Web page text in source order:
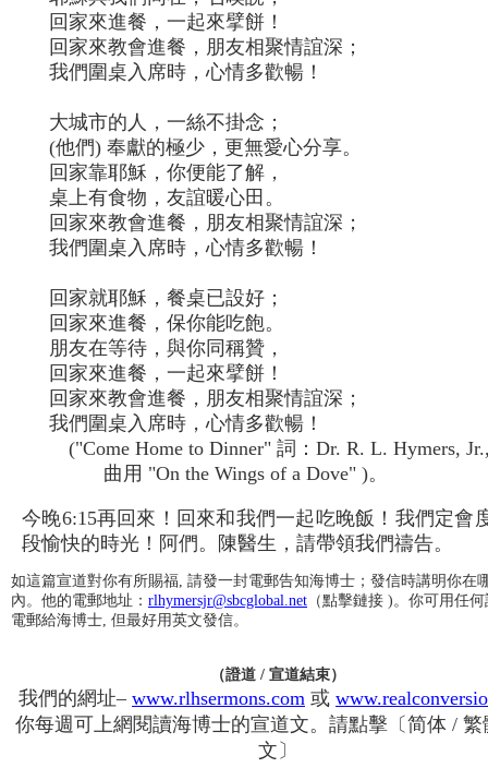
回家來進餐，一起來擘餅！
回家來教會進餐，朋友相聚情誼深；
我們圍桌入席時，心情多歡暢！
大城市的人，一絲不掛念；
(他們) 奉獻的極少，更無愛心分享。
回家靠耶穌，你便能了解，
桌上有食物，友誼暖心田。
回家來教會進餐，朋友相聚情誼深；
我們圍桌入席時，心情多歡暢！
回家就耶穌，餐桌已設好；
回家來進餐，保你能吃飽。
朋友在等待，與你同稱贊，
回家來進餐，一起來擘餅！
回家來教會進餐，朋友相聚情誼深；
我們圍桌入席時，心情多歡暢！
("Come Home to Dinner" 詞：Dr. R. L. Hymers,
曲用 "On the Wings of a Dove" )。
今晚6:15再回來！回來和我們一起吃晚飯！我們定會
段愉快的時光！阿們。陳醫生，請帶領我們禱告。
如這篇宣道對你有所賜福, 請發一封電郵告知海博士；發信時講明你在
內。他的電郵地址： rlhymersjr@sbcglobal.net （點擊鏈接 )。你可用任
電郵給海博士, 但最好用英文發信。
（證道 / 宣道結束）
我們的網址– www.rlhsermons.com 或
你每週可上網閱讀海博士的宣道文。請點擊〔简体 / 繁
文〕